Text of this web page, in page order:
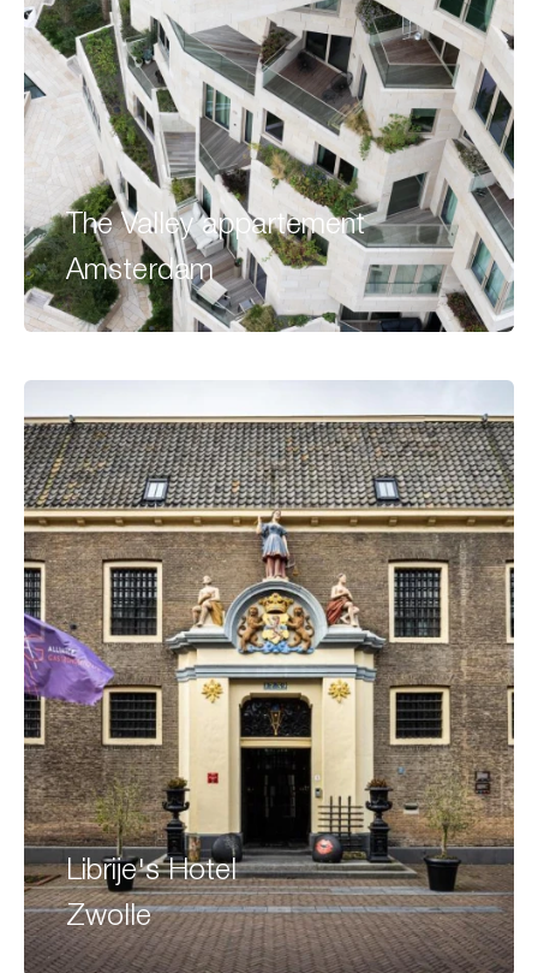
The Valley appartement
Amsterdam
Librije's Hotel
Zwolle